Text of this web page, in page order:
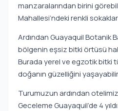
manzaralarından birini
Mahallesi’ndeki renkli
Ardından Guayaquil Botanik
bölgenin eşsiz bitki örtüsü
Burada yerel ve egzotik bitki
doğanın güzelliğini
Turumuzun ardından
Geceleme Guayaquil’de 4